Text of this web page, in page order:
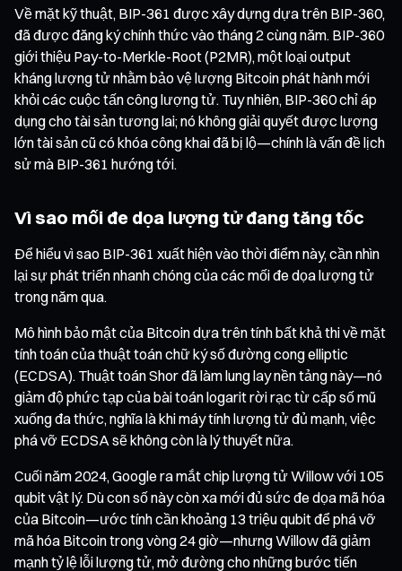
Về mặt kỹ thuật, BIP-361 được xây dựng dựa trên BIP-360,
đã được đăng ký chính thức vào tháng 2 cùng năm. BIP-360
giới thiệu Pay-to-Merkle-Root (P2MR), một loại output
kháng lượng tử nhằm bảo vệ lượng Bitcoin phát hành mới
khỏi các cuộc tấn công lượng tử. Tuy nhiên, BIP-360 chỉ áp
dụng cho tài sản tương lai; nó không giải quyết được lượng
lớn tài sản cũ có khóa công khai đã bị lộ—chính là vấn đề lịch
sử mà BIP-361 hướng tới.
Vì sao mối đe dọa lượng tử đang tăng tốc
Để hiểu vì sao BIP-361 xuất hiện vào thời điểm này, cần nhìn
lại sự phát triển nhanh chóng của các mối đe dọa lượng tử
trong năm qua.
Mô hình bảo mật của Bitcoin dựa trên tính bất khả thi về mặt
tính toán của thuật toán chữ ký số đường cong elliptic
(ECDSA). Thuật toán Shor đã làm lung lay nền tảng này—nó
giảm độ phức tạp của bài toán logarit rời rạc từ cấp số mũ
xuống đa thức, nghĩa là khi máy tính lượng tử đủ mạnh, việc
phá vỡ ECDSA sẽ không còn là lý thuyết nữa.
Cuối năm 2024, Google ra mắt chip lượng tử Willow với 105
qubit vật lý. Dù con số này còn xa mới đủ sức đe dọa mã hóa
của Bitcoin—ước tính cần khoảng 13 triệu qubit để phá vỡ
mã hóa Bitcoin trong vòng 24 giờ—nhưng Willow đã giảm
mạnh tỷ lệ lỗi lượng tử, mở đường cho những bước tiến